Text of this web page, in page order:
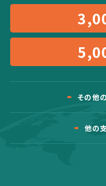
その他
他の